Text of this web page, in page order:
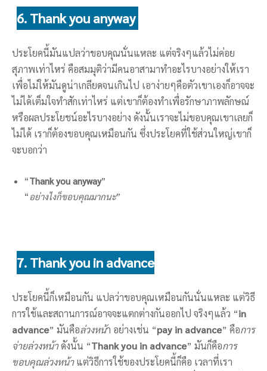
6. Thank you anyway
ประโยคนี้มันแปลว่าขอบคุณนั่นแหละ แต่จริงๆแล้วไม่ค่อย
สุภาพเท่าไหร่ คือสมมุติว่ามีคนอาสามาทำอะไรบางอย่างให้เรา
เพื่อไม่ให้มันดูน่าเกลียดจนเกินไป เอาง่ายๆคือตัวเขาเองก็อาจจะ
ไม่ได้เต็มใจทำสักเท่าไหร่ แต่เขาก็ต้องทำเพื่อรักษาภาพลักษณ์
หรือผลประโยชน์อะไรบางอย่าง ดังนั้นเราจะไม่ขอบคุณเขาเลยก็
ไม่ได้ เราก็ต้องขอบคุณเหมือนกัน ซึ่งประโยคที่ใช้ส่วนใหญ่เขาก็
จะบอกว่า
“Thank you anyway”
“ อย่างไงก็ขอบคุณมากนะ”
7. Thank you in advance
ประโยคนี้ก็เหมือนกัน แปลว่าขอบคุณเหมือนกันนั่นแหละ แต่วิธี
การใช้และสถานการณ์อาจจะแตกต่างกันออกไป จริงๆแล้ว “in
advance” มันคือล่วงหน้า อย่างเช่น “pay in advance” คือการ
จ่ายล่วงหน้าดังนั้น “Thank you in advance” มันก็คือการ
ขอบคุณล่วงหน้าแต่วิธีการใช้ของประโยคนี้ก็คือ เวลาที่เรา